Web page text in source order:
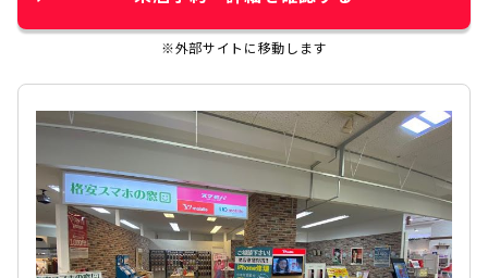
※外部サイトに移動します